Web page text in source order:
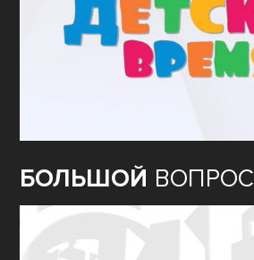
БОЛЬШОЙ ВОПРОС